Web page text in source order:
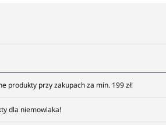
produkty przy zakupach za min. 199 zł!
dla niemowlaka!